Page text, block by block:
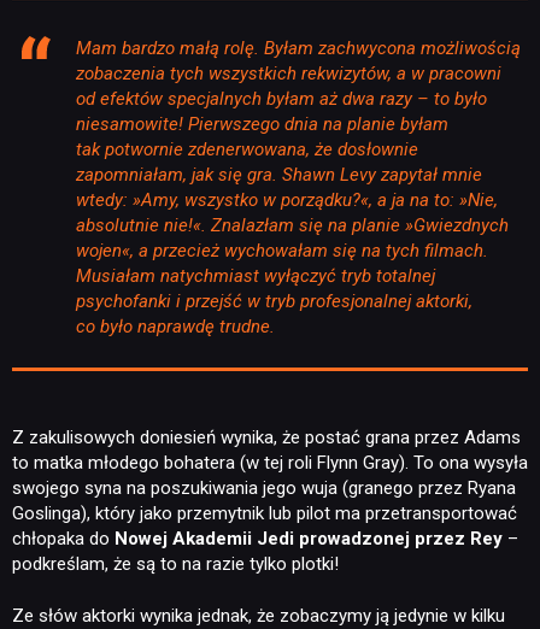
Mam bardzo małą rolę. Byłam zachwycona możliwością
zobaczenia tych wszystkich rekwizytów, a w pracowni
od efektów specjalnych byłam aż dwa razy – to było
niesamowite! Pierwszego dnia na planie byłam
tak potwornie zdenerwowana, że dosłownie
zapomniałam, jak się gra. Shawn Levy zapytał mnie
wtedy: »Amy, wszystko w porządku?«, a ja na to: »Nie,
absolutnie nie!«. Znalazłam się na planie »Gwiezdnych
wojen«, a przecież wychowałam się na tych filmach.
Musiałam natychmiast wyłączyć tryb totalnej
psychofanki i przejść w tryb profesjonalnej aktorki,
co było naprawdę trudne.
Z zakulisowych doniesień wynika, że postać grana przez Adams
to matka młodego bohatera (w tej roli Flynn Gray). To ona wysyła
swojego syna na poszukiwania jego wuja (granego przez Ryana
Goslinga), który jako przemytnik lub pilot ma przetransportować
chłopaka do Nowej Akademii Jedi prowadzonej przez Rey –
podkreślam, że są to na razie tylko plotki!
Ze słów aktorki wynika jednak, że zobaczymy ją jedynie w kilku